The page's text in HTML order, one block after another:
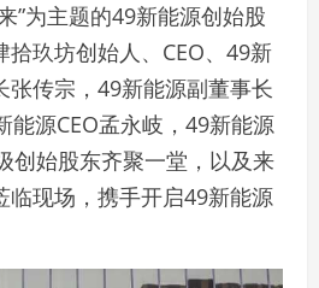
”为主题的49新能源创始股
拾玖坊创始人、CEO、49新
张传宗，49新能源副董事长
能源CEO孟永岐，49新能源
创始股东齐聚一堂，以及来
临现场，携手开启49新能源